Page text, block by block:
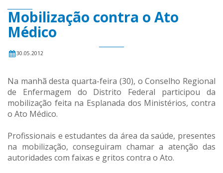
Mobilização contra o Ato
Médico
30.05.2012
Na manhã desta quarta-feira (30), o Conselho Regional
de Enfermagem do Distrito Federal participou da
mobilização feita na Esplanada dos Ministérios, contra
o Ato Médico.
Profissionais e estudantes da área da saúde, presentes
na mobilização, conseguiram chamar a atenção das
autoridades com faixas e gritos contra o Ato.